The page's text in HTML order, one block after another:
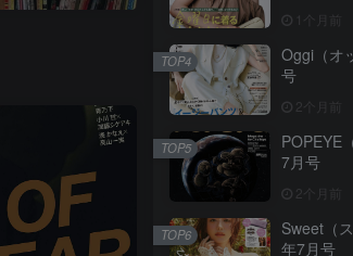
1个月前
Oggi（オ
号
2个月前
TOP4
POPEYE
7月号
2个月前
TOP5
Sweet（
年7月号
TOP6